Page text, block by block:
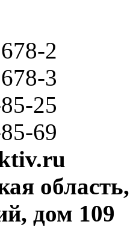
2
3
25
69
дом 109